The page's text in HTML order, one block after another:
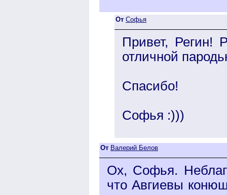
От Софья
Привет, Регин!
отличной
Спасибо!
Софья :)))
От Валерий Белов
Ох, Софья.
что Авгиевы